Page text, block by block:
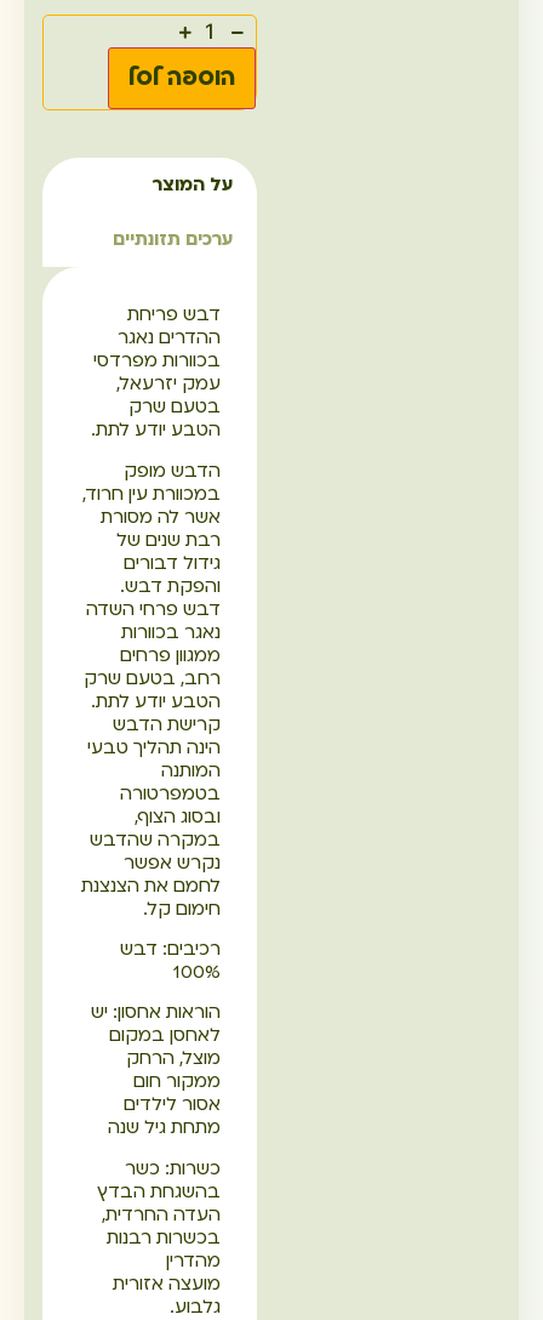
הוספה לסל
על המוצר
ערכים תזונתיים
דבש פריחת
ההדרים נאגר
בכוורות מפרדסי
עמק יזרעאל,
בטעם שרק
הטבע יודע לתת.
הדבש מופק
במכוורת עין חרוד,
אשר לה מסורת
רבת שנים של
גידול דבורים
והפקת דבש.
דבש פרחי השדה
נאגר בכוורות
ממגוון פרחים
רחב, בטעם שרק
הטבע יודע לתת.
קרישת הדבש
הינה תהליך טבעי
המותנה
בטמפרטורה
ובסוג הצוף,
במקרה שהדבש
נקרש אפשר
לחמם את הצנצנת
חימום קל.
רכיבים: דבש
100%
הוראות אחסון: יש
לאחסן במקום
מוצל, הרחק
ממקור חום
אסור לילדים
מתחת גיל שנה
כשרות: כשר
בהשגחת הבדץ
העדה החרדית,
בכשרות רבנות
מהדרין
מועצה אזורית
גלבוע.